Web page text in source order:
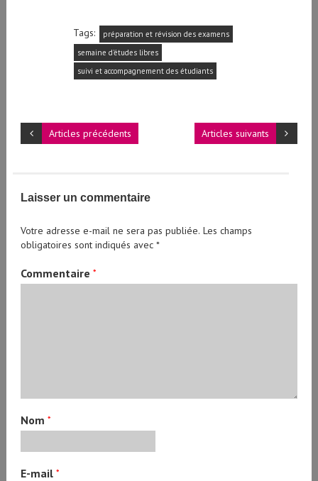
Tags:
préparation et révision des examens
semaine d'études libres
suivi et accompagnement des étudiants
Articles suivants
Articles précédents
Laisser un commentaire
Votre adresse e-mail ne sera pas publiée. Les champs
obligatoires sont indiqués avec*
Commentaire*
Nom*
E-mail*